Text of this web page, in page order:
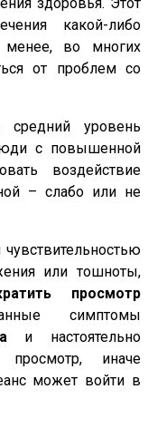
какой-либо
менее, во многих
от проблем со
средний уровень
с повышенной
воздействие
– слабо или не
или тошноты,
просмотр
симптомы
и настоятельно
просмотр, иначе
может войти в